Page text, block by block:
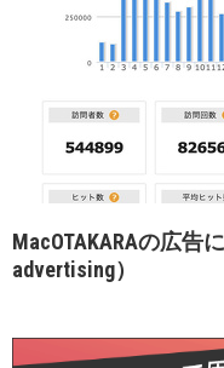
MacOTAKARAの広告
advertising）